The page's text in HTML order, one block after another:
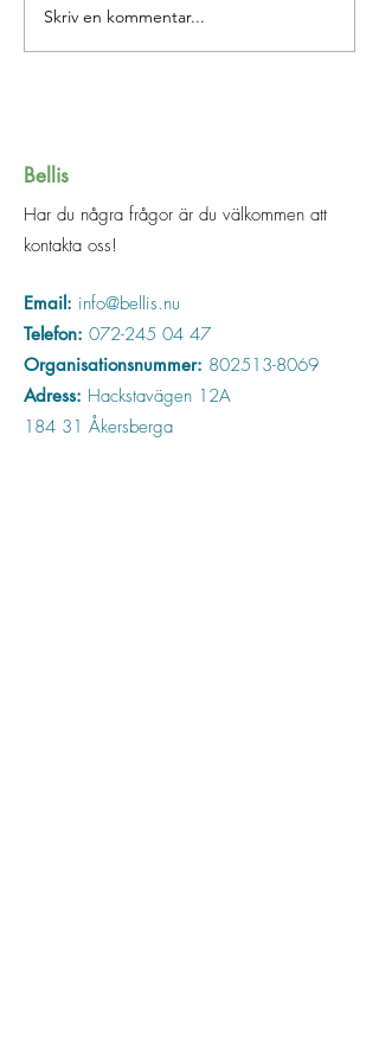
Skriv en kommentar...
Bellis
Har du några frågor är du välkommen att
kontakta oss!
Email: info@bellis.nu
Telefon: 072-245 04 47
Organisationsnummer: 802513-8069
Adress: Hackstavägen 12A
184 31 Åkersberga